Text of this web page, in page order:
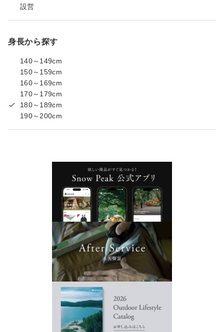
設営
身長から探す
140～149cm
150～159cm
160～169cm
170～179cm
180～189cm
190～200cm